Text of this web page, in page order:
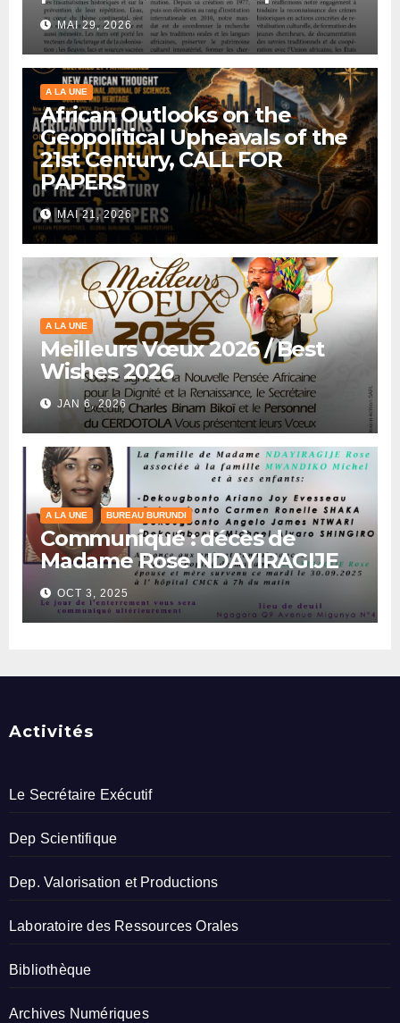
MAI 29, 2026
A LA UNE
African Outlooks on the
Geopolitical Upheavals of the
21st Century, CALL FOR
PAPERS
MAI 21, 2026
A LA UNE
Meilleurs Vœux 2026 / Best
Wishes 2026
JAN 6, 2026
A LA UNE BUREAU BURUNDI
Communiqué : décès de
Madame Rose NDAYIRAGIJE
OCT 3, 2025
Activités
Le Secrétaire Exécutif
Dep Scientifique
Dep. Valorisation et Productions
Laboratoire des Ressources Orales
Bibliothèque
Archives Numériques